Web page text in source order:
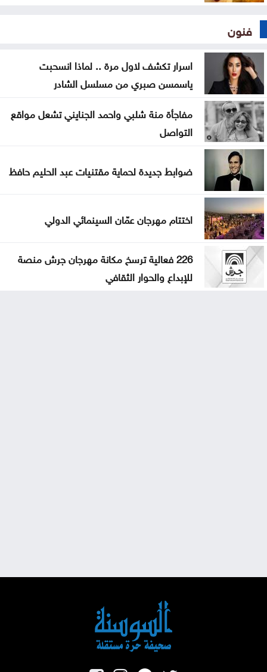
فنون
اسرار تكشف لاول مرة .. لماذا انسحبت
ياسمسن صبري من مسلسل الشادر
مفاجأة منة شلبي واحمد الجنايني تشعل مواقع
التواصل
ضوابط جديدة لحماية مقتنيات عبد الحليم حافظ
اختتام مهرجان عمّان السينمائي الدولي
226 فعالية ترسخ مكانة مهرجان جرش منصة
للإبداع والحوار الثقافي